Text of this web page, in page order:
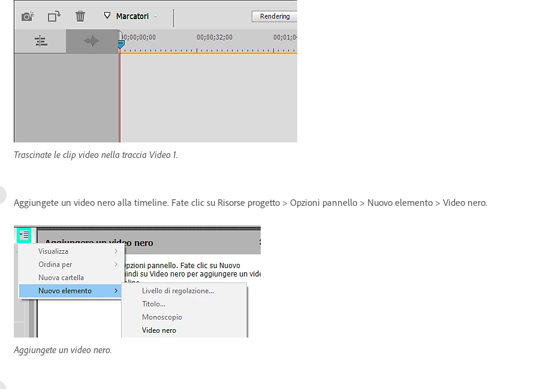
Trascinate le clip video nella traccia Video 1.
Aggiungete un video nero alla timeline. Fate clic su Risorse progetto > Opzioni pannello > Nuovo elemento > Video nero.
Aggiungete un video nero.